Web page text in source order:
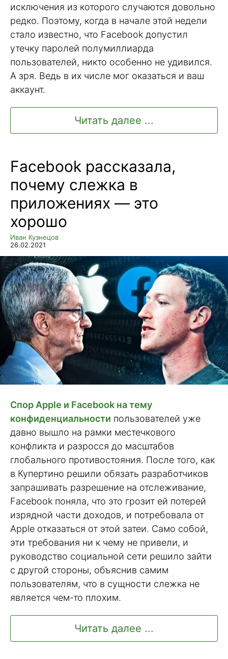
исключения из которого случаются довольно
редко. Поэтому, когда в начале этой недели
стало известно, что Facebook допустил
утечку паролей полумиллиарда
пользователей, никто особенно не удивился.
А зря. Ведь в их числе мог оказаться и ваш
аккаунт.
Читать далее ...
Facebook рассказала,
почему слежка в
приложениях — это
хорошо
Иван Кузнецов
26.02.2021
Спор Apple и Facebook на тему
конфиденциальности пользователей уже
давно вышло на рамки местечкового
конфликта и разросся до масштабов
глобального противостояния. После того, как
в Купертино решили обязать разработчиков
запрашивать разрешение на отслеживание,
Facebook поняла, что это грозит ей потерей
изрядной части доходов, и потребовала от
Apple отказаться от этой затеи. Само собой,
эти требования ни к чему не привели, и
руководство социальной сети решило зайти
с другой стороны, объяснив самим
пользователям, что в сущности слежка не
является чем-то плохим.
Читать далее ...